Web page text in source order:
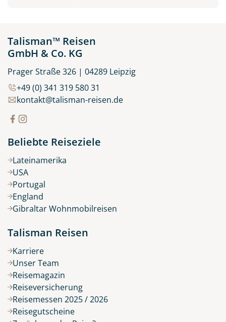
Talisman™ Reisen
GmbH & Co. KG
Prager Straße 326 | 04289 Leipzig
+49 (0) 341 319 580 31
kontakt@talisman-reisen.de
Beliebte Reiseziele
Lateinamerika
USA
Portugal
England
Gibraltar Wohnmobilreisen
Talisman Reisen
Karriere
Unser Team
Reisemagazin
Reiseversicherung
Reisemessen 2025 / 2026
Reisegutscheine